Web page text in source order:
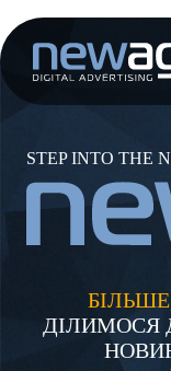
до
вмісту
STEP INTO THE
ДІЛИМОСЯ